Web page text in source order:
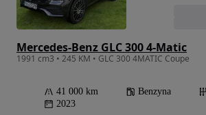
Mercedes-Benz GLC 300 4-Matic
1991 cm3 • 245 KM • GLC 300 4MATIC Coupe
41 000 km Benzyna
2023